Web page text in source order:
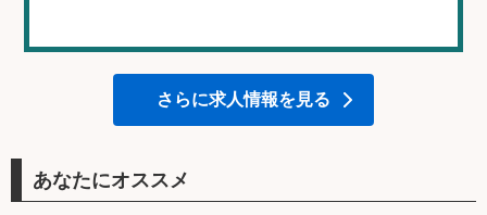
さらに求人情報を見る
あなたにオススメ